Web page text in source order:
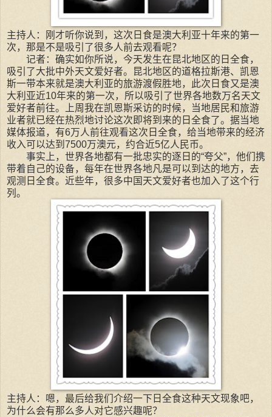
主持人：刚才听你说到，这次日食是澳大利亚十年来的第一
次，那是不是吸引了很多人前去观看呢？
记者：确实如你所说，今天发生在昆北地区的日全食，
吸引了大批中外天文爱好者。昆北地区的道格拉斯港、凯恩
斯一带本来就是澳大利亚的旅游渡假胜地，此次日食又是澳
大利亚近10年来的第一次，所以吸引了世界各地数万名天文
爱好者前往。上周我在凯恩斯采访的时候，当地居民和旅游
业者就已经在热烈地讨论这次即将到来的日全食了。据当地
媒体报道，有6万人前往观看这次日全食，给当地带来的经济
收入可以达到7500万澳元，约合近5亿人民币。
事实上，世界各地都有一批忠实的逐日的“夸父”，他们携
带着自己的设备，每年在世界各地凡是可以到达的地方，去
观测日全食。近些年，很多中国天文爱好者也加入了这个行
列。
主持人：嗯，最后给我们介绍一下日全食这种天文现象吧，
为什么会有那么多人对它感兴趣呢？